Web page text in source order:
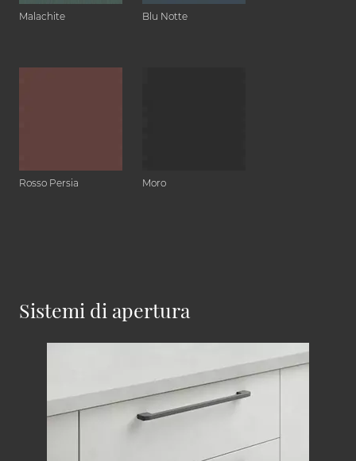
Malachite Blu Notte
Rosso Persia Moro
Sistemi di apertura